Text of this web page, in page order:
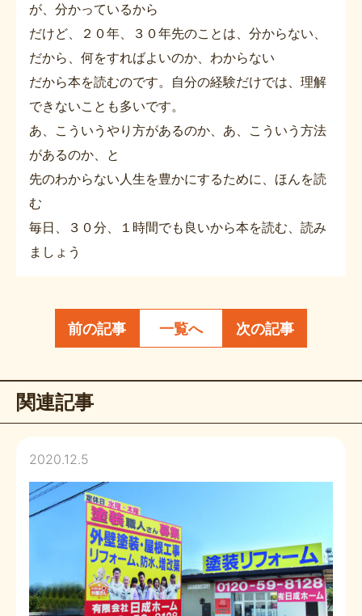
が、分かっているから
だけど、２０年、３０年先のことは、分からない、
だから、何をすればよいのか、わからない
だから本を読むのです。自分の経験だけでは、理解
できないことも多いです。
あ、こういうやり方があるのか、あ、こういう方法
があるのか、と
先のわからない人生を豊かにするために、ほんを読
む
毎日、３０分、１時間でも良いから本を読む、読み
ましょう
前の記事 一覧へ 次の記事
関連記事
2020.12.5